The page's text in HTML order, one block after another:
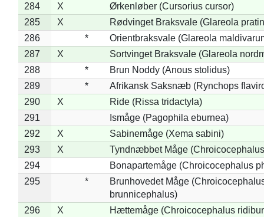
284
X
Ørkenløber (Cursorius cursor)
285
X
Rødvinget Braksvale (Glareola
286
*
Orientbraksvale (Glareola
287
X
Sortvinget Braksvale (Glareola
288
*
Brun Noddy (Anous stolidus)
289
*
Afrikansk Saksnæb (Rynchops
290
X
Ride (Rissa tridactyla)
291
Ismåge (Pagophila eburnea)
292
X
Sabinemåge (Xema sabini)
293
X
Tyndnæbbet Måge
294
Bonapartemåge (Chroicocephalus
295
*
Brunhovedet Måge
brunnicephalus)
296
X
Hættemåge (Chroicocephalus